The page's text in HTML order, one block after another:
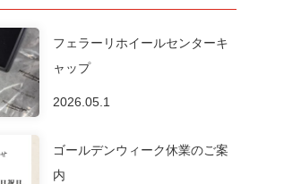
フェラーリホイールセンターキ
ャップ
2026.05.1
ゴールデンウィーク休業のご案
内